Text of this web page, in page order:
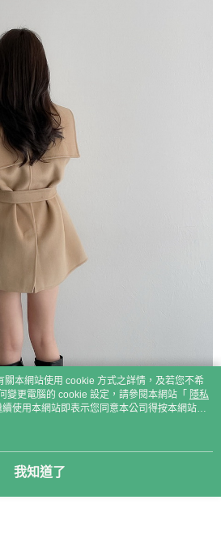
本網站使用 cookie 方式之詳情，及若您不希
變更電腦的 cookie 設定，請參閱本網站「 隱私
使用本網站即表示您同意本公司得按本網站使
。
我知道了